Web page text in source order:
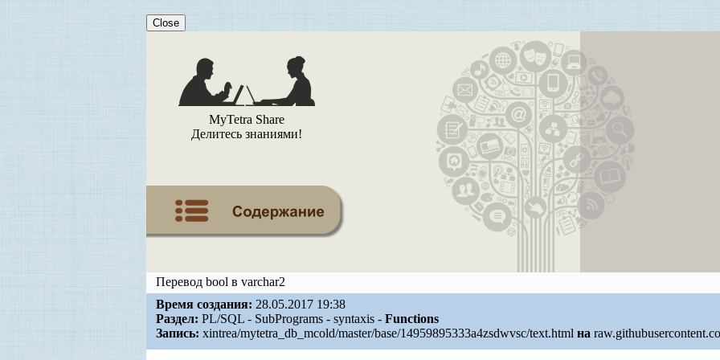
Close
MyTetra Share
Делитесь знаниями!
Перевод bool в varchar2
Время создания: 28.05.2017 19:38
Раздел: PL/SQL - SubPrograms - syntaxis - Functions
Запись: xintrea/mytetra_db_mcold/master/base/14959895333a4zsdwvsc/text.html на